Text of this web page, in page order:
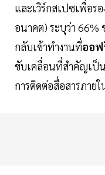
และเวิร์กสเปซเพื่อร
อนาคต) ระบุว่า
กลับเข้าทำงานที่ออ
ขับเคลื่อนที่สำคัญเป็น
การติดต่อสื่อสารภาย